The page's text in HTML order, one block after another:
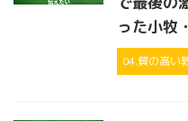
った小牧
04.質の高い